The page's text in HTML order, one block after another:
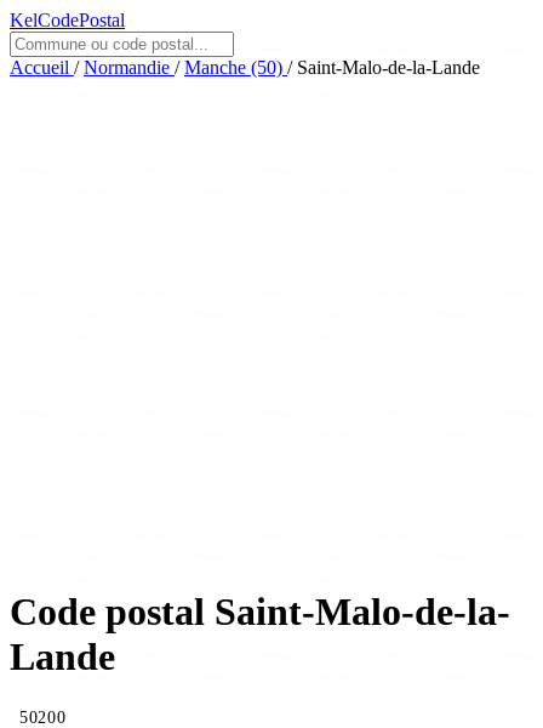
KelCodePostal
Accueil / Normandie / Manche (50) / Saint-Malo-de-la-Lande
Code postal Saint-Malo-de-la-
Lande
50200